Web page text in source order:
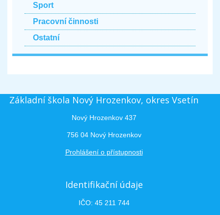
Sport
Pracovní činnosti
Ostatní
Základní škola Nový Hrozenkov, okres Vsetín
Nový Hrozenkov 437
756 04 Nový Hrozenkov
Prohlášení o přístupnosti
Identifikační údaje
IČO: 45 211 744